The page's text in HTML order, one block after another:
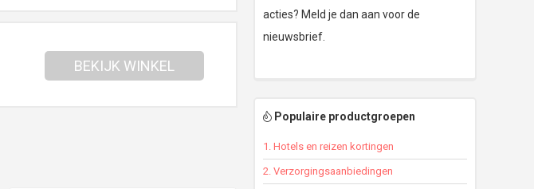
BEKIJK WINKEL
acties? Meld je dan aan voor de
nieuwsbrief.
Populaire productgroepen
1. Hotels en reizen kortingen
2. Verzorgingsaanbiedingen